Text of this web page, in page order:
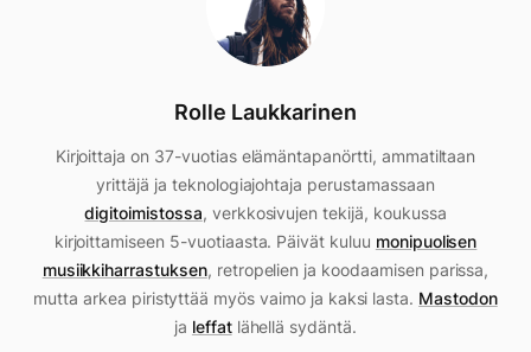
Rolle Laukkarinen
Kirjoittaja on 37-vuotias elämäntapanörtti, ammatiltaan
yrittäjä ja teknologiajohtaja perustamassaan
digitoimistossa, verkkosivujen tekijä, koukussa
kirjoittamiseen 5-vuotiaasta. Päivät kuluu monipuolisen
musiikkiharrastuksen, retropelien ja koodaamisen parissa,
mutta arkea piristyttää myös vaimo ja kaksi lasta. Mastodon
ja leffatlähellä sydäntä.